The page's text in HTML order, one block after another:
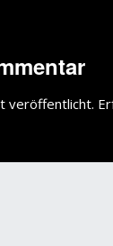
veröffentlicht.